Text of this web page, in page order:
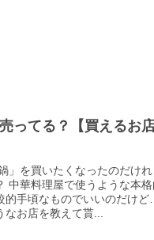
ってる？【買えるお
を買いたくなったのだけれ
中華料理屋で使うような本
的手頃なものでいいのだけ
お店を教えて貰...